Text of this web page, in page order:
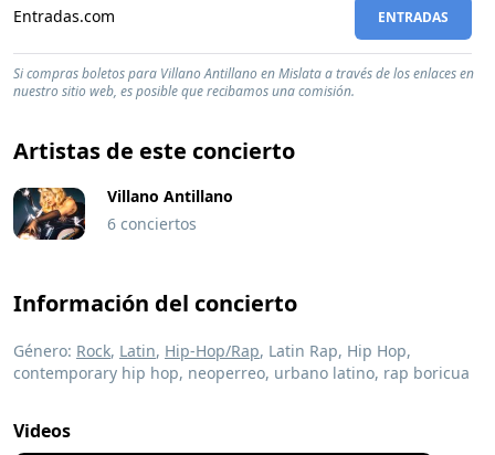
Entradas.com ENTRADAS
Si compras boletos para Villano Antillano en Mislata a través de los enlaces en
nuestro sitio web, es posible que recibamos una comisión.
Artistas de este concierto
Villano Antillano
6 conciertos
Información del concierto
Género: Rock, Latin, Hip-Hop/Rap, Latin Rap, Hip Hop,
contemporary hip hop, neoperreo, urbano latino, rap boricua
Videos